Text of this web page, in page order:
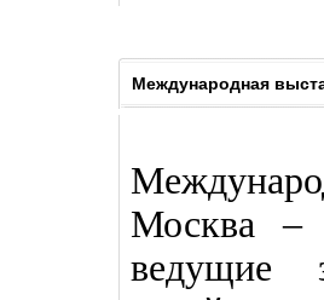
Международная
Москва –
ведущие